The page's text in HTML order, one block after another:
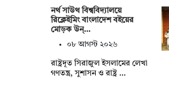
নর্থ সাউথ বিশ্ববিদ্যালয়ে
রিক্লেইমিং বাংলাদেশ বইয়ের
মোড়ক উন্…
০৮ আগস্ট ২০২৬
রাষ্ট্রদূত সিরাজুল ইসলামের লেখা
গণতন্ত্র, সুশাসন ও রাষ্ট্র …